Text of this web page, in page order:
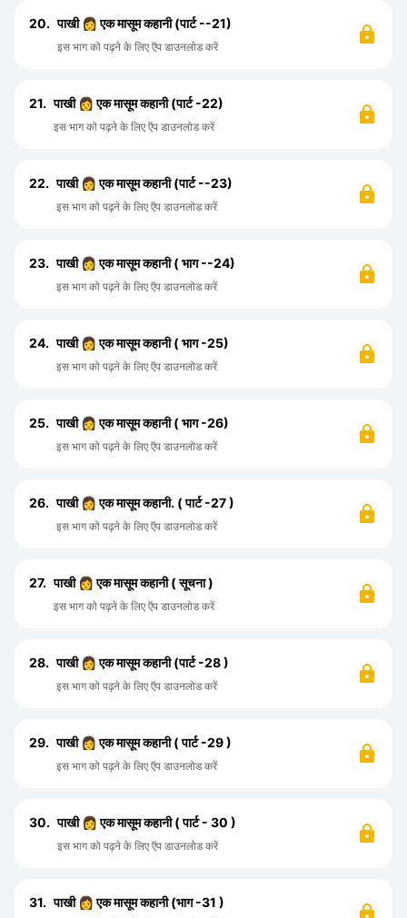
20. पाखी 👩 एक मासूम कहानी (पार्ट --21)
इस भाग को पढ़ने के लिए ऍप डाउनलोड करें
21. पाखी 👩 एक मासूम कहानी (पार्ट -22)
इस भाग को पढ़ने के लिए ऍप डाउनलोड करें
22. पाखी 👩 एक मासूम कहानी (पार्ट --23)
इस भाग को पढ़ने के लिए ऍप डाउनलोड करें
23. पाखी 👩 एक मासूम कहानी ( भाग --24)
इस भाग को पढ़ने के लिए ऍप डाउनलोड करें
24. पाखी 👩 एक मासूम कहानी ( भाग -25)
इस भाग को पढ़ने के लिए ऍप डाउनलोड करें
25. पाखी 👩 एक मासूम कहानी ( भाग -26)
इस भाग को पढ़ने के लिए ऍप डाउनलोड करें
26. पाखी 👩 एक मासूम कहानी. ( पार्ट -27 )
इस भाग को पढ़ने के लिए ऍप डाउनलोड करें
27. पाखी 👩 एक मासूम कहानी ( सूचना )
इस भाग को पढ़ने के लिए ऍप डाउनलोड करें
28. पाखी 👩 एक मासूम कहानी (पार्ट -28 )
इस भाग को पढ़ने के लिए ऍप डाउनलोड करें
29. पाखी 👩 एक मासूम कहानी ( पार्ट -29 )
इस भाग को पढ़ने के लिए ऍप डाउनलोड करें
30. पाखी 👩 एक मासूम कहानी ( पार्ट - 30 )
इस भाग को पढ़ने के लिए ऍप डाउनलोड करें
31. पाखी 👩 एक मासूम कहानी (भाग -31 )